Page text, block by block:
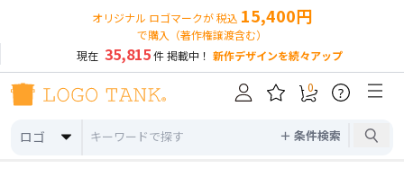
オリジナル ロゴマークが 税込 15,400円
で購入（著作権譲渡含む）
現在 35,815件 掲載中！ 新作デザインを続々アップ
ロゴ ＋ 条件検索
0 ?